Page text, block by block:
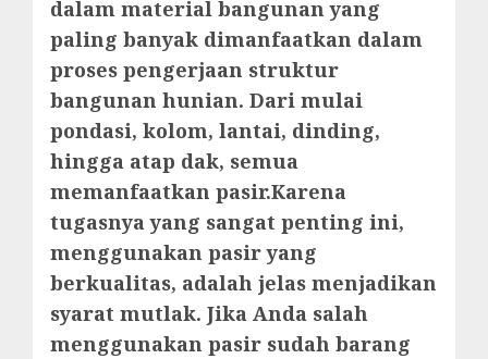
dalam material bangunan yang
paling banyak dimanfaatkan dalam
proses pengerjaan struktur
bangunan hunian. Dari mulai
pondasi, kolom, lantai, dinding,
hingga atap dak, semua
memanfaatkan pasir.Karena
tugasnya yang sangat penting ini,
menggunakan pasir yang
berkualitas, adalah jelas menjadikan
syarat mutlak. Jika Anda salah
menggunakan pasir sudah barang